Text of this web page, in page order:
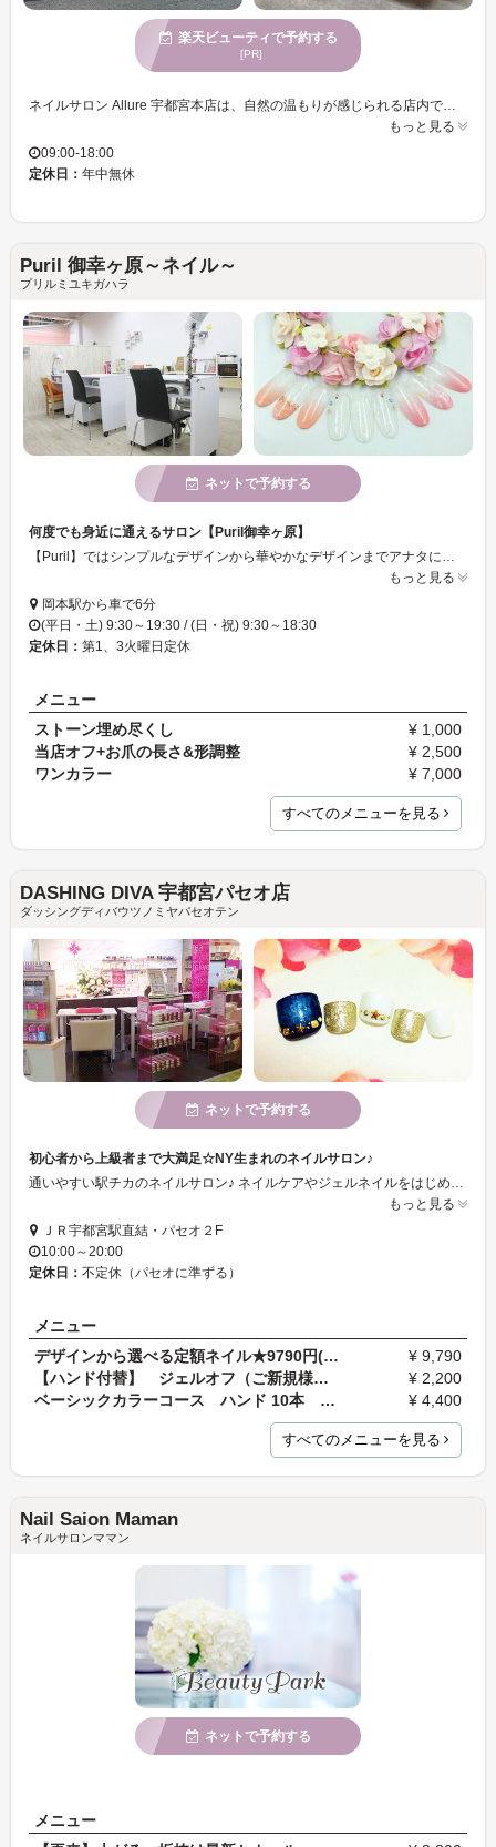
楽天ビューティで予約する
[PR]
ネイルサロン Allure 宇都宮本店は、自然の温もりが感じられる店内で、心地よい時間を過ごせます。特にデザインの豊富さが魅力で、個性溢れるネイルを楽しみたい方におすすめです。落ち着いた魅力あふれる女性に人気があり、エレガントさを求める方々にご愛用いただいています。Allure 宇都宮本店を訪れることで、おしゃれな指先を手に入れ、毎日の気分をワンランク上げることができます。また、駐車場完備でアクセスが便利なのも嬉しいポイントです。クレジットカード利用も可能なので、支払いがスムーズに行えます。自然に優しい雰囲気の中、お客様一人一人に寄り添うサービスで、あなたらしいネイルを実現してください。
もっと見る
09:00-18:00
定休日： 年中無休
Puril 御幸ヶ原～ネイル～
プリルミユキガハラ
ネットで予約する
何度でも身近に通えるサロン【Puril御幸ヶ原】
もっと見る
岡本駅から車で6分
(平日・土) 9:30～19:30 / (日・祝) 9:30～18:30
定休日： 第1、3火曜日定休
メニュー
ストーン埋め尽くし
¥ 1,000
当店オフ+お爪の長さ&形調整
¥ 2,500
ワンカラー
¥ 7,000
すべてのメニューを見る
DASHING DIVA 宇都宮パセオ店
ダッシングディバウツノミヤパセオテン
ネットで予約する
初心者から上級者まで大満足☆NY生まれのネイルサロン♪
通いやすい駅チカのネイルサロン♪ ネイルケアやジェルネイルをはじめ、マニキュア、ペディキュア、スパなど、メニューが豊富です♪ ショッピングやお仕事帰りに、ぜひお立ち寄り下さい...。o○☆
もっと見る
ＪＲ宇都宮駅直結・パセオ２F
10:00～20:00
定休日： 不定休（パセオに準ずる）
メニュー
デザインから選べる定額ネイル★9790円(税込)コース
¥ 9,790
【ハンド付替】 ジェルオフ（ご新規様アプリ登録で…
¥ 2,200
ベーシックカラーコース ハンド 10本 50分
¥ 4,400
すべてのメニューを見る
Nail Saion Maman
ネイルサロンママン
ネットで予約する
メニュー